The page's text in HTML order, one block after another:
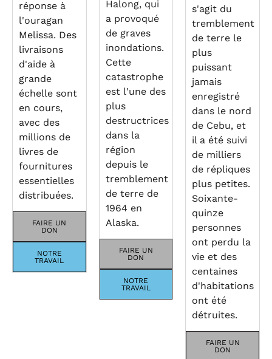
réponse à
l'ouragan
Melissa. Des
livraisons
d'aide à
grande
échelle sont
en cours,
avec des
millions de
livres de
fournitures
essentielles
distribuées.
FAIRE UN
DON
NOTRE
TRAVAIL
Halong, qui
a provoqué
de graves
inondations.
Cette
catastrophe
est l'une des
plus
destructrices
dans la
région
depuis le
tremblement
de terre de
1964 en
Alaska.
FAIRE UN
DON
NOTRE
TRAVAIL
s'agit du
tremblement
de terre le
plus
puissant
jamais
enregistré
dans le nord
de Cebu, et
il a été suivi
de milliers
de répliques
plus petites.
Soixante-
quinze
personnes
ont perdu la
vie et des
centaines
d'habitations
ont été
détruites.
FAIRE UN
DON